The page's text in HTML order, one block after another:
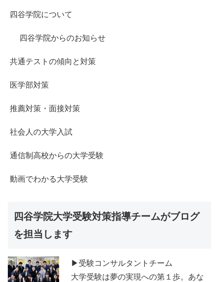
四谷学院について
四谷学院からのお知らせ
共通テストの傾向と対策
医学部対策
推薦対策・面接対策
社会人の大学入試
通信制高校からの大学受験
動画でわかる大学受験
四谷学院大学受験対策指導チームがブログ
を担当します
▶受験コンサルタントチーム
大学受験は夢の実現への第１歩。あな